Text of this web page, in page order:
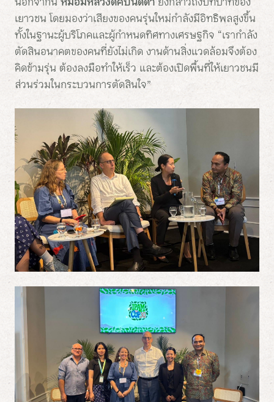
เยาวชน โดยมองว่าเสียงของคนรุ่นใหม่กำลังมีอิทธิพลสูงขึ้น
ทั้งในฐานะผู้บริโภคและผู้กำหนดทิศทางเศรษฐกิจ “เรากำลัง
ตัดสินอนาคตของคนที่ยังไม่เกิด งานด้านสิ่งแวดล้อมจึงต้อง
คิดข้ามรุ่น ต้องลงมือทำให้เร็ว และต้องเปิดพื้นที่ให้เยาวชนมี
ส่วนร่วมในกระบวนการตัดสินใจ”